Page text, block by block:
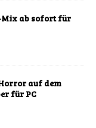
Mix ab sofort für
auf dem
für PC